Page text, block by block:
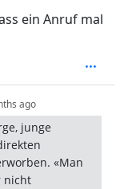
ein Anruf mal
ago
junge
«Man
nicht